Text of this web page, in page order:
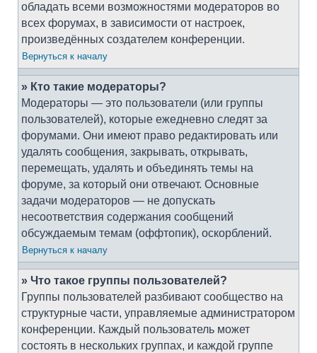
обладать всеми возможностями модераторов во
всех форумах, в зависимости от настроек,
произведённых создателем конференции.
Вернуться к началу
» Кто такие модераторы?
Модераторы — это пользователи (или группы
пользователей), которые ежедневно следят за
форумами. Они имеют право редактировать или
удалять сообщения, закрывать, открывать,
перемещать, удалять и объединять темы на
форуме, за который они отвечают. Основные
задачи модераторов — не допускать
несоответствия содержания сообщений
обсуждаемым темам (оффтопик), оскорблений.
Вернуться к началу
» Что такое группы пользователей?
Группы пользователей разбивают сообщество на
структурные части, управляемые администратором
конференции. Каждый пользователь может
состоять в нескольких группах, и каждой группе